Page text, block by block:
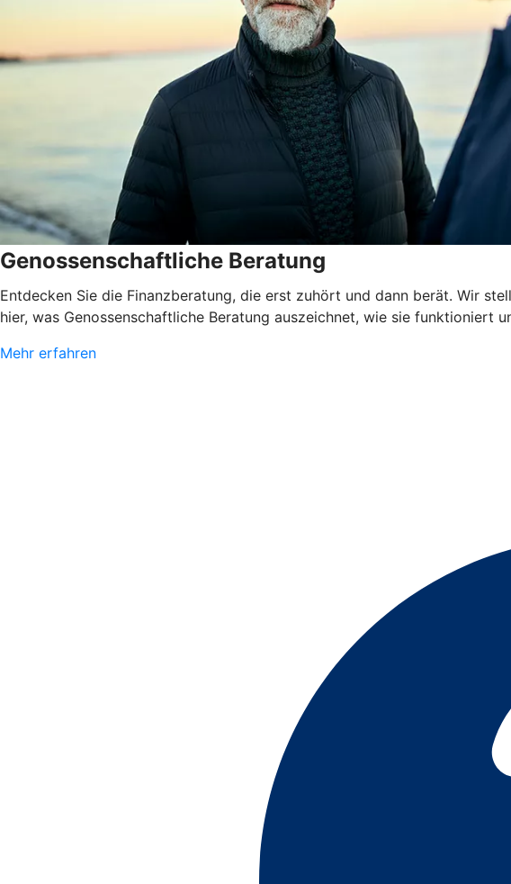
Genossenschaftliche Beratung
Entdecken Sie die Finanzberatung, die erst zuhört und dann berät. Wir
hier, was Genossenschaftliche Beratung auszeichnet, wie sie funktioniert
Mehr erfahren